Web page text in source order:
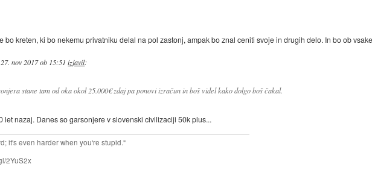
bo kreten, ki bo nekemu privatniku delal na pol zastonj, ampak bo znal ceniti svoje in drugih delo. In bo ob
27. nov 2017 ob 15:51 izjavil:
stane tam od oka okol 25.000€ zdaj pa ponovi izračun in boš videl kako dolgo boš čakal.
let nazaj. Danes so garsonjere v slovenski civilizaciji 50k plus...
it's even harder when you're stupid."
2YuS2x